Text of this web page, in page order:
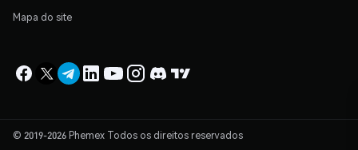
Mapa do site
© 2019-2026 Phemex Todos os direitos reservados